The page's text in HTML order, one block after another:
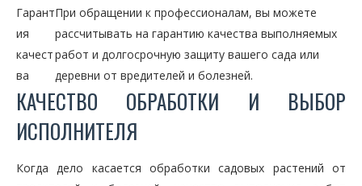
Гарант
ия
качест
ва
При обращении к профессионалам, вы можете
рассчитывать на гарантию качества выполняемых
работ и долгосрочную защиту вашего сада или
деревни от вредителей и болезней.
КАЧЕСТВО ОБРАБОТКИ И ВЫБОР
ИСПОЛНИТЕЛЯ
Когда дело касается обработки садовых растений от